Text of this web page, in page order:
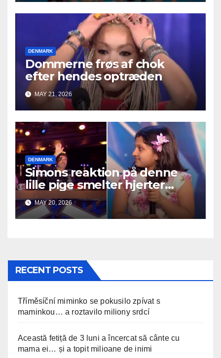
DENMARK
Dommerne frøs af chok
efter hendes optræden
MAY 21, 2026
DENMARK
Simons reaktion på denne
lille pige smelter hjerter
overalt
MAY 20, 2026
RECENT POSTS
Tříměsíční miminko se pokusilo zpívat s
maminkou… a roztavilo miliony srdcí
Această fetiță de 3 luni a încercat să cânte cu
mama ei… și a topit milioane de inimi